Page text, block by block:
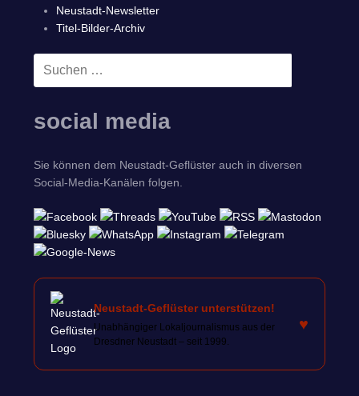
Neustadt-Newsletter
Titel-Bilder-Archiv
Suchen
social media
Sie können dem Neustadt-Geflüster auch in diversen
Social-Media-Kanälen folgen.
Neustadt-Geflüster unterstützen!
Unabhängiger Lokaljournalismus aus der
Dresdner Neustadt – seit 1999.
♥